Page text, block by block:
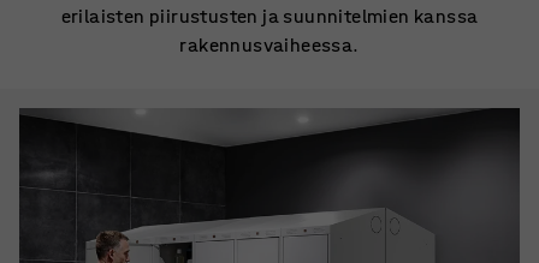
erilaisten piirustusten ja suunnitelmien kanssa
rakennusvaiheessa.